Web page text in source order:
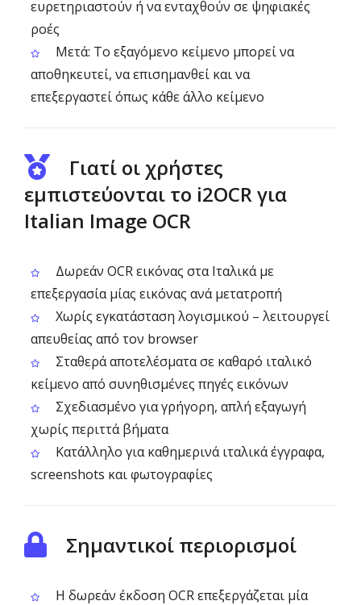
ευρετηριαστούν ή να ενταχθούν σε ψηφιακές
ροές
Μετά: Το εξαγόμενο κείμενο μπορεί να
αποθηκευτεί, να επισημανθεί και να
επεξεργαστεί όπως κάθε άλλο κείμενο
Γιατί οι χρήστες
εμπιστεύονται το i2OCR για
Italian Image OCR
Δωρεάν OCR εικόνας στα Ιταλικά με
επεξεργασία μίας εικόνας ανά μετατροπή
Χωρίς εγκατάσταση λογισμικού – λειτουργεί
απευθείας από τον browser
Σταθερά αποτελέσματα σε καθαρό ιταλικό
κείμενο από συνηθισμένες πηγές εικόνων
Σχεδιασμένο για γρήγορη, απλή εξαγωγή
χωρίς περιττά βήματα
Κατάλληλο για καθημερινά ιταλικά έγγραφα,
screenshots και φωτογραφίες
Σημαντικοί περιορισμοί
Η δωρεάν έκδοση OCR επεξεργάζεται μία